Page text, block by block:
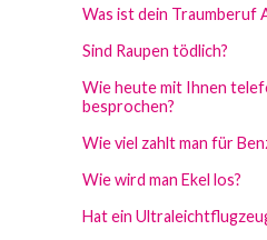
Was ist dein Traumberuf
Sind Raupen tödlich?
Wie heute mit Ihnen
besprochen?
Wie viel zahlt man für
Wie wird man Ekel los?
Hat ein